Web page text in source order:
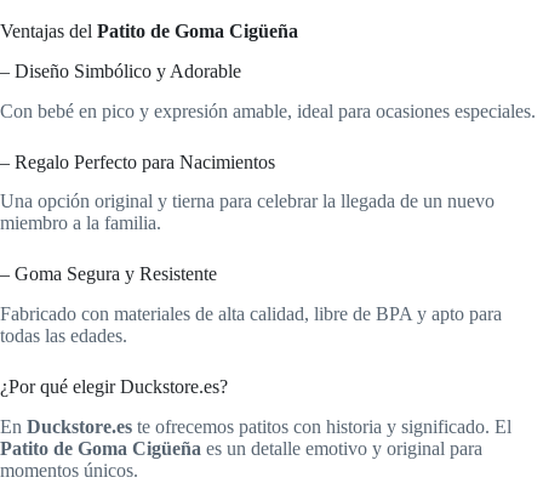
Ventajas del Patito de Goma Cigüeña
– Diseño Simbólico y Adorable
Con bebé en pico y expresión amable, ideal para ocasiones especiales.
– Regalo Perfecto para Nacimientos
Una opción original y tierna para celebrar la llegada de un nuevo
miembro a la familia.
– Goma Segura y Resistente
Fabricado con materiales de alta calidad, libre de BPA y apto para
todas las edades.
¿Por qué elegir Duckstore.es?
En Duckstore.es te ofrecemos patitos con historia y significado. El
Patito de Goma Cigüeña es un detalle emotivo y original para
momentos únicos.